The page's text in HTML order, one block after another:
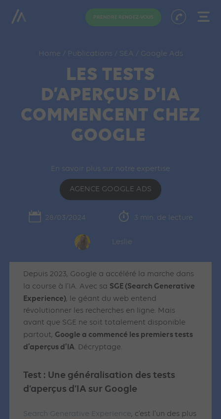
PRENDRE RENDEZ-VOUS
Home / Publications / SEA / Google Ads
LES TESTS
D’APERÇUS D’IA
COMMENCENT CHEZ
GOOGLE
En savoir plus sur notre expertise
AGENCE GOOGLE ADS
28/03/2024 3 min. de lecture
Leslie
Depuis 2023, Google a accéléré la marche dans
la course à l’IA. Avec sa SGE (Search Generative
Experience), le géant du web entend
révolutionner les recherches en ligne. Mais
avant que SGE ne soit totalement disponible
partout, Google a commencé les premiers tests
d’aperçus d’IA. Décryptage.
Test : Une généralisation des tests
d’aperçus d’IA sur Google
Search Generative Experience, c’est l’un des plus